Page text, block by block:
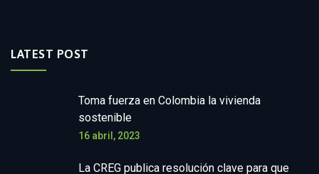
LATEST POST
Toma fuerza en Colombia la vivienda
sostenible
16 abril, 2023
La CREG publica resolución clave para que